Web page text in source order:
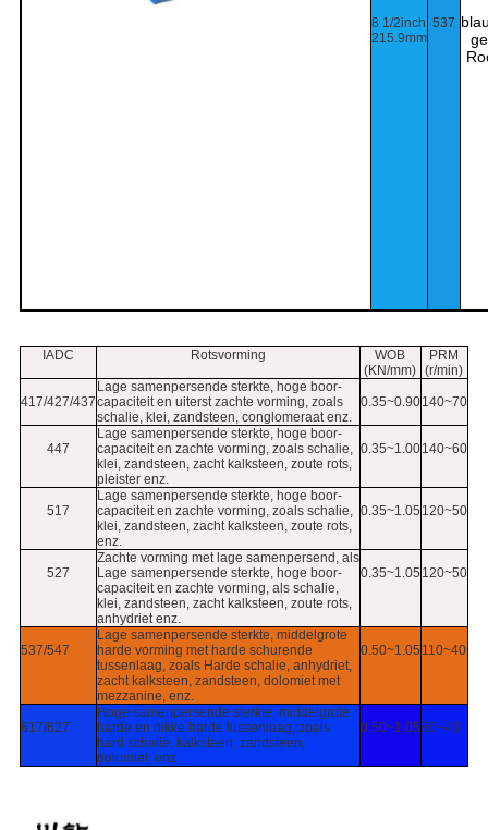
8 1/2inch
215.9mm
537
IADC Rotsvorming
WOB
(KN/mm)
PRM
(r/min)
417/427/437
Lage samenpersende sterkte, hoge boor-
capaciteit en uiterst zachte vorming, zoals
schalie, klei, zandsteen, conglomeraat enz.
0.35~0.90140~70
447
Lage samenpersende sterkte, hoge boor-
capaciteit en zachte vorming, zoals schalie,
klei, zandsteen, zacht kalksteen, zoute rots,
pleister enz.
0.35~1.00140~60
517
Lage samenpersende sterkte, hoge boor-
capaciteit en zachte vorming, zoals schalie,
klei, zandsteen, zacht kalksteen, zoute rots,
enz.
0.35~1.05 120~50
527
Zachte vorming met lage samenpersend, als
Lage samenpersende sterkte, hoge boor-
capaciteit en zachte vorming, als schalie,
klei, zandsteen, zacht kalksteen, zoute rots,
anhydriet enz.
0.35~1.05 120~50
537/547
Lage samenpersende sterkte, middelgrote
harde vorming met harde schurende
tussenlaag, zoals Harde schalie, anhydriet,
zacht kalksteen, zandsteen, dolomiet met
mezzanine, enz.
0.50~1.05 110~40
617/627
Hoge samenpersende sterkte, middelgrote
harde en dikke harde tussenlaag, zoals
hard schalie, kalksteen, zandsteen,
dolomiet, enz.
0.50~1.0580~40